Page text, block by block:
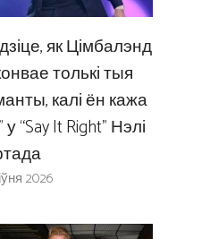
як Цімбалэнд
толькі тыя
калі ён кажа
у “Say It Right” Нэлі
2026